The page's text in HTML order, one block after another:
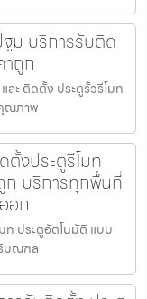
ม บริการรับติด
าถูก
ะ ติดตั้ง ประตูรั้วรีโมท
ณภาพ
ตั้งประตูรีโมท
ก บริการทุกพื้นที่
อก
ท ประตูอัตโนมัติ แบบ
มณฑล